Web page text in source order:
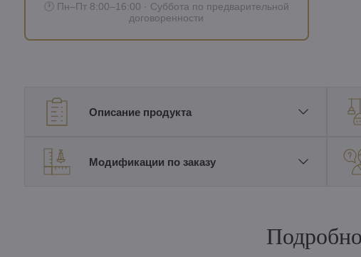
🕐 Пн–Пт 8:00–16:00 · Суббота по предварительной
договоренности
Описание продукта
Модификации по заказу